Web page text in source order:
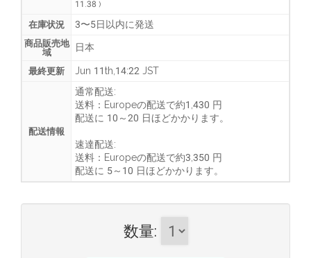
11.38 )
在庫状況 3〜5日以内に発送
商品販売地
域
日本
最終更新 Jun 11th,14:22 JST
配送情報
通常配送:
送料： Europeの配送で約1,430 円
配送に 10～20 日ほどかかります。
速達配送:
送料： Europeの配送で約3,350 円
配送に 5～10 日ほどかかります。
数量: